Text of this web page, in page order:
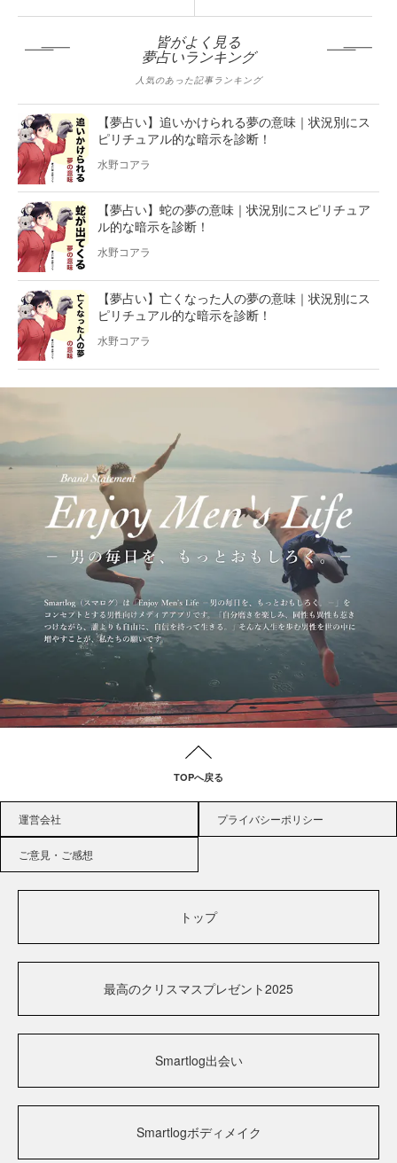
皆がよく見る
夢占いランキング
人気のあった記事ランキング
【夢占い】追いかけられる夢の意味｜状況別にス
ピリチュアル的な暗示を診断！
水野コアラ
【夢占い】蛇の夢の意味｜状況別にスピリチュア
ル的な暗示を診断！
水野コアラ
【夢占い】亡くなった人の夢の意味｜状況別にス
ピリチュアル的な暗示を診断！
水野コアラ
TOPへ戻る
運営会社 プライバシーポリシー
ご意見・ご感想
トップ
最高のクリスマスプレゼント2025
Smartlog出会い
Smartlogボディメイク